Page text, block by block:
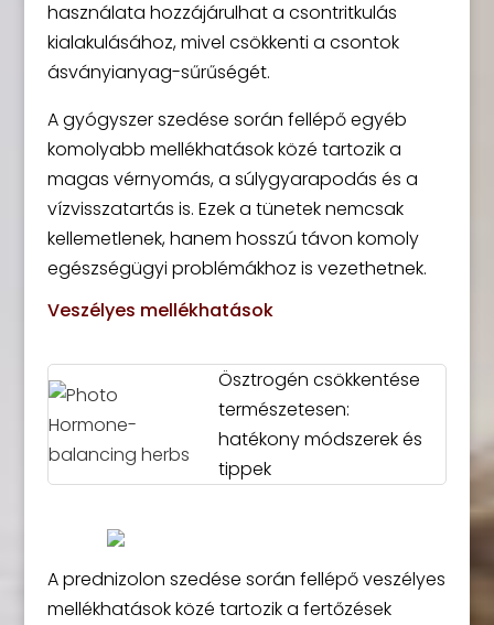
használata hozzájárulhat a csontritkulás
kialakulásához, mivel csökkenti a csontok
ásványianyag-sűrűségét.
A gyógyszer szedése során fellépő egyéb
komolyabb mellékhatások közé tartozik a
magas vérnyomás, a súlygyarapodás és a
vízvisszatartás is. Ezek a tünetek nemcsak
kellemetlenek, hanem hosszú távon komoly
egészségügyi problémákhoz is vezethetnek.
Veszélyes mellékhatások
Ösztrogén csökkentése
természetesen:
hatékony módszerek és
tippek
A prednizolon szedése során fellépő veszélyes
mellékhatások közé tartozik a fertőzések